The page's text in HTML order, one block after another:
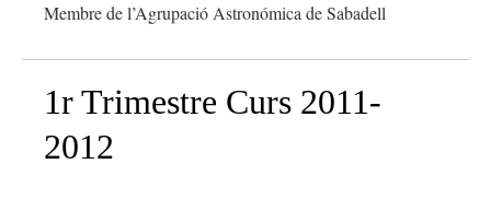
Membre de l’Agrupació Astronómica de Sabadell
1r Trimestre Curs 2011-
2012